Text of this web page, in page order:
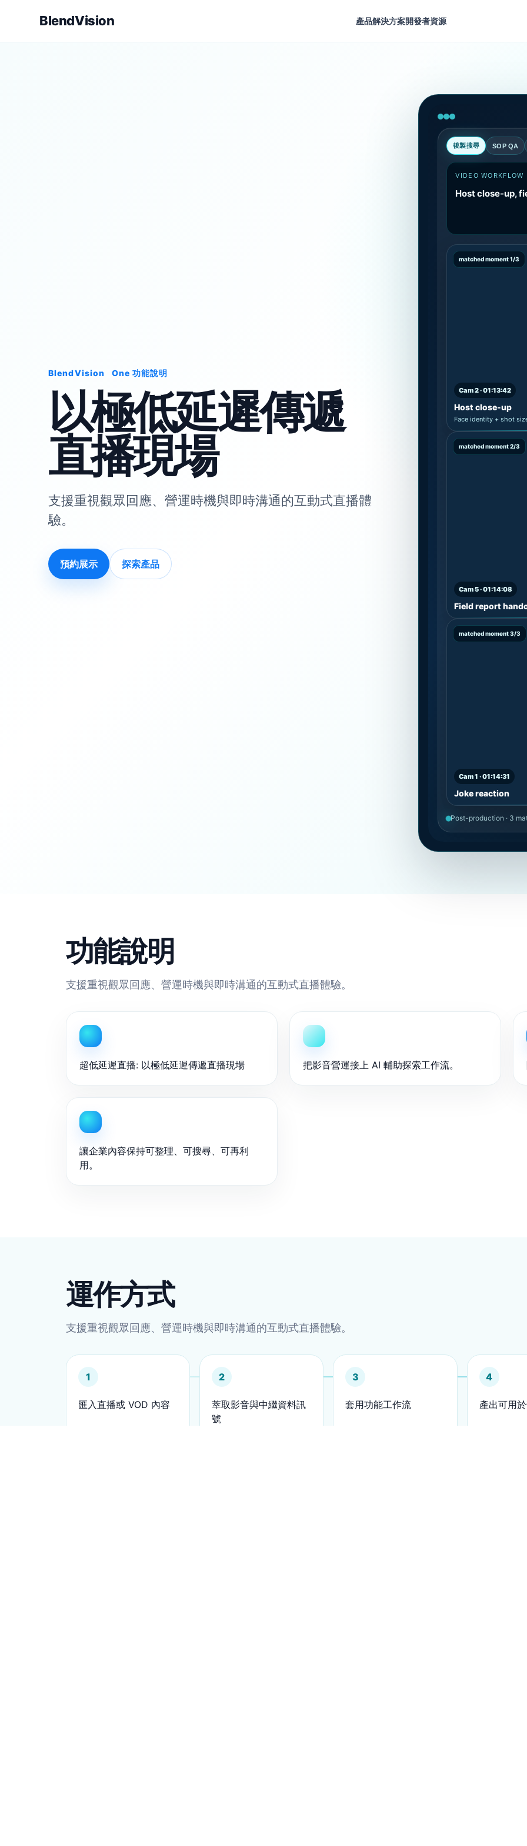
BlendVision 產品解決方案開發者資源
BlendVision One 功能說明
以極低延遲傳遞
直播現場
支援重視觀眾回應、營運時機與即時溝通的互動式直播體
驗。
預約展示 探索產品
後製搜尋 SOP QA
VIDEO WORKFLOW
Host close-up,
matched moment 1/3
Cam 2 · 01:13:42
Host close-up
Face identity + shot
matched moment 2/3
Cam 5 · 01:14:08
Field report
matched moment 3/3
Cam 1 · 01:14:31
Joke reaction
Post-production · 3
功能說明
支援重視觀眾回應、營運時機與即時溝通的互動式直播體驗。
超低延遲直播: 以極低延遲傳遞直播現場 把影音營運接上 AI 輔助探索工作流。
讓企業內容保持可整理、可搜尋、可再利
用。
運作方式
支援重視觀眾回應、營運時機與即時溝通的互動式直播體驗。
1
匯入直播或 VOD 內容
2
萃取影音與中繼資料訊
號
3
套用功能工作流
4
產出可用